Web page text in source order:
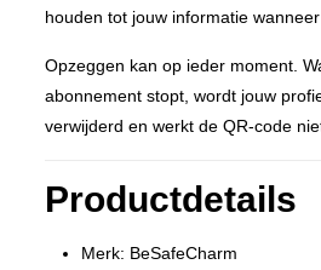
houden tot jouw informatie
Opzeggen kan op ieder moment.
abonnement stopt, wordt jouw
verwijderd en werkt de QR-code
Productdetails
Merk: BeSafeCharm